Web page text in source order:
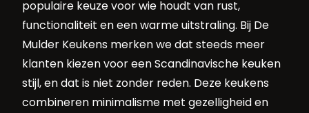
populaire keuze voor wie houdt van rust,
functionaliteit en een warme uitstraling. Bij De
Mulder Keukens merken we dat steeds meer
klanten kiezen voor een Scandinavische keuken
stijl, en dat is niet zonder reden. Deze keukens
combineren minimalisme met gezelligheid en